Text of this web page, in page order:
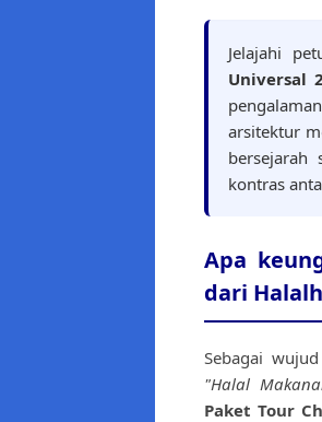
Jelajahi
Universal
arsitektur
bersejarah
kontras
Apa
dari
Sebagai
"Halal
Paket Tour